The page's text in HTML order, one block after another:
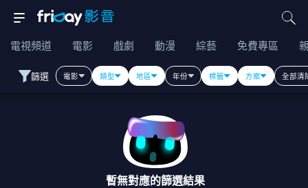
電視頻道 電影 戲劇 動漫 綜藝 免費專區
篩選 電影 類型 地區 年份 標籤 方案 全部清
暫無對應的篩選結果